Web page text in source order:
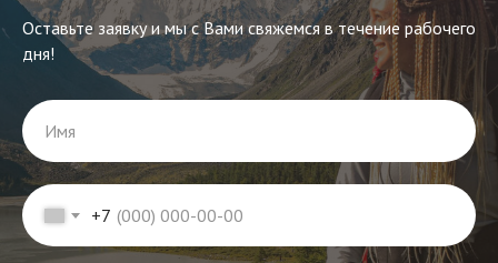
Оставьте заявку и мы с Вами свяжемся в течение рабочего
дня!
Имя
+7